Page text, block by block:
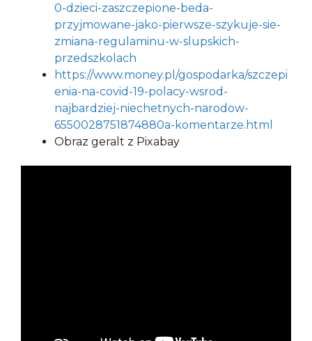
0-dzieci-zaszczepione-beda-
przyjmowane-jako-pierwsze-szykuje-sie-
zmiana-regulaminu-w-slupskich-
przedszkolach
https://www.money.pl/gospodarka/szczepi
enia-na-covid-19-polacy-wsrod-
najbardziej-niechetnych-narodow-
6550028751874880a-komentarze.html
Obraz geralt z Pixabay